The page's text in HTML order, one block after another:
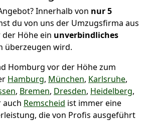
Innerhalb von nur 5
du von uns der Umzugsfirma aus
Höhe ein unverbindliches
überzeugen wird.
Homburg vor der Höhe zum
Hamburg, München, Karlsruhe,
, Bremen, Dresden, Heidelberg,
auch Remscheid ist immer eine
die von Profis ausgeführt